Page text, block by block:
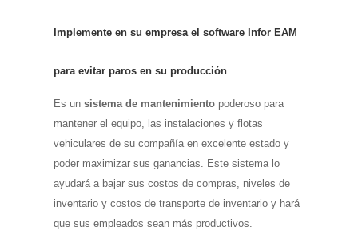
Implemente en su empresa el software Infor EAM
para evitar paros en su producción
Es unsistema de mantenimiento poderoso para
mantener el equipo, las instalaciones y flotas
vehiculares de su compañía en excelente estado y
poder maximizar sus ganancias. Este sistema lo
ayudará a bajar sus costos de compras, niveles de
inventarioy costos de transporte de inventario y hará
que sus empleados sean más productivos.